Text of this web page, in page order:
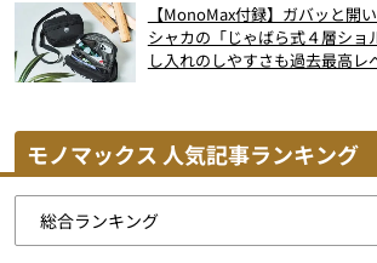
【MonoMax付録】ガバッと開
シャカの「じゃばら式４層ショ
し入れのしやすさも過去最高レ
モノマックス 人気記事ランキング